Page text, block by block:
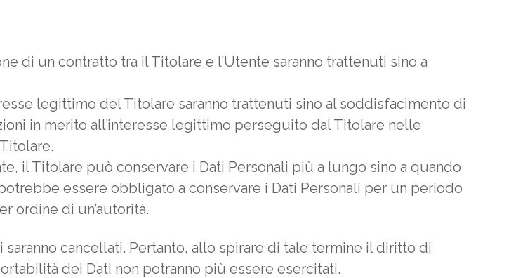
di un contratto tra il Titolare e l’Utente saranno trattenuti sino a
legittimo del Titolare saranno trattenuti sino al soddisfacimento di
in merito all’interesse legittimo perseguito dal Titolare nelle
il Titolare può conservare i Dati Personali più a lungo sino a quando
essere obbligato a conservare i Dati Personali per un periodo
ordine di un’autorità.
cancellati. Pertanto, allo spirare di tale termine il diritto di
dei Dati non potranno più essere esercitati.